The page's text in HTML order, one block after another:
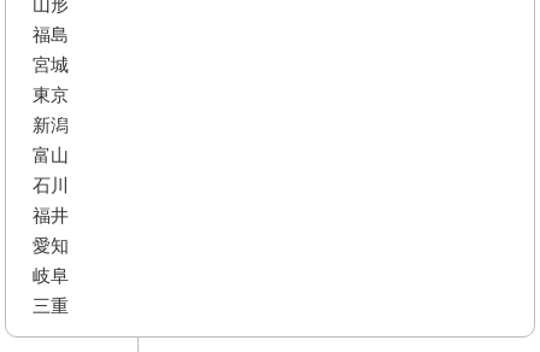
山形
福島
宮城
東京
新潟
富山
石川
福井
愛知
岐阜
三重